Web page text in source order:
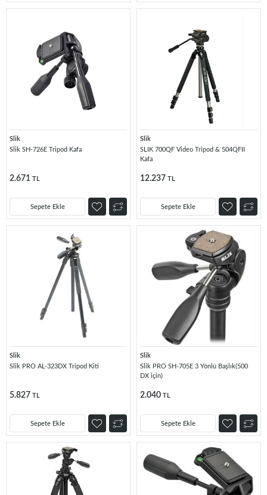
Slik
Slik SH-726E Tripod Kafa
2.671 TL
Sepete Ekle
Slik
SLIK 700QF Video Tripod & 504QFII
Kafa
12.237 TL
Sepete Ekle
Slik
Slik PRO AL-323DX Tripod Kiti
5.827 TL
Sepete Ekle
Slik
Slik PRO SH-705E 3 Yönlü Başlık(500
DX için)
2.040 TL
Sepete Ekle